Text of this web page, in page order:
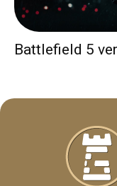
Battlefield 5